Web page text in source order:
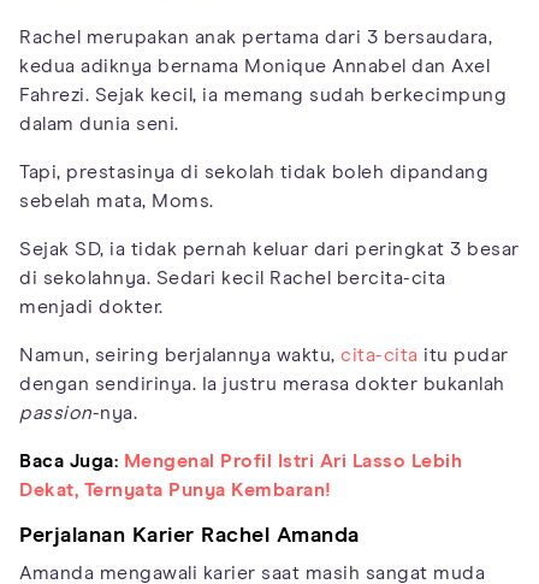
Rachel merupakan anak pertama dari 3 bersaudara,
kedua adiknya bernama Monique Annabel dan Axel
Fahrezi. Sejak kecil, ia memang sudah berkecimpung
dalam dunia seni.
Tapi, prestasinya di sekolah tidak boleh dipandang
sebelah mata, Moms.
Sejak SD, ia tidak pernah keluar dari peringkat 3 besar
di sekolahnya. Sedari kecil Rachel bercita-cita
menjadi dokter.
Namun, seiring berjalannya waktu, cita-cita itu pudar
dengan sendirinya. Ia justru merasa dokter bukanlah
passion-nya.
Baca Juga: Mengenal Profil Istri Ari Lasso Lebih
Dekat, Ternyata Punya Kembaran!
Perjalanan Karier Rachel Amanda
Amanda mengawali karier saat masih sangat muda